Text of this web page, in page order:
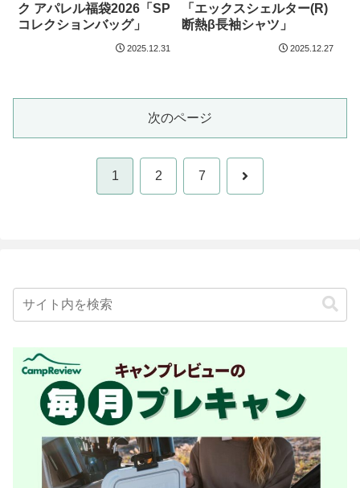
ク アパレル福袋2026「SP
コレクションバッグ」
2025.12.31
「エックスシェルター(R)
断熱β長袖シャツ」
2025.12.27
次のページ
1 2 7 次